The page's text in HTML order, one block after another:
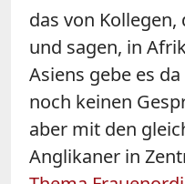
das von
und sagen, in
Asiens gebe es
noch keinen
aber mit den
Anglikaner in